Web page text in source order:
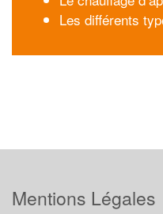
Les différents
Mentions Légales